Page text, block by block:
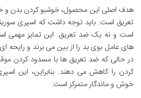
هدف اصلی این محصول، خوشبو کردن بدن و
است و نه یک ضد تعریق. این تمایز مهمی
های عامل بوی بد را از بین می برند و رایحه
در حالی که ضد تعریق ها با مسدود کردن
کردن را کاهش می دهند. بنابراین، این
خوش و ماندگار متمرکز است.